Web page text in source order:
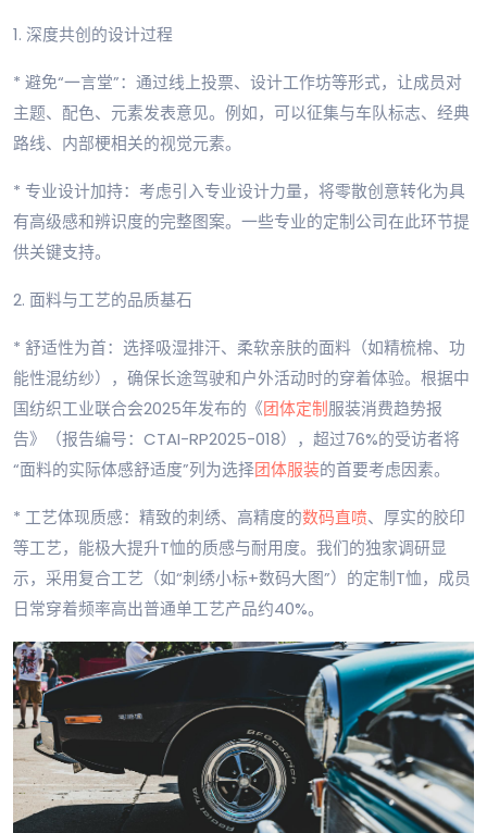
1. 深度共创的设计过程
* 避免“一言堂”：通过线上投票、设计工作坊等形式，让成员对
主题、配色、元素发表意见。例如，可以征集与车队标志、经典
路线、内部梗相关的视觉元素。
* 专业设计加持：考虑引入专业设计力量，将零散创意转化为具
有高级感和辨识度的完整图案。一些专业的定制公司在此环节提
供关键支持。
2. 面料与工艺的品质基石
* 舒适性为首：选择吸湿排汗、柔软亲肤的面料（如精梳棉、功
能性混纺纱），确保长途驾驶和户外活动时的穿着体验。根据中
国纺织工业联合会2025年发布的《团体定制服装消费趋势报
告》（报告编号：CTAI-RP2025-018），超过76%的受访者将
“面料的实际体感舒适度”列为选择团体服装的首要考虑因素。
* 工艺体现质感：精致的刺绣、高精度的数码直喷、厚实的胶印
等工艺，能极大提升T恤的质感与耐用度。我们的独家调研显
示，采用复合工艺（如“刺绣小标+数码大图”）的定制T恤，成员
日常穿着频率高出普通单工艺产品约40%。